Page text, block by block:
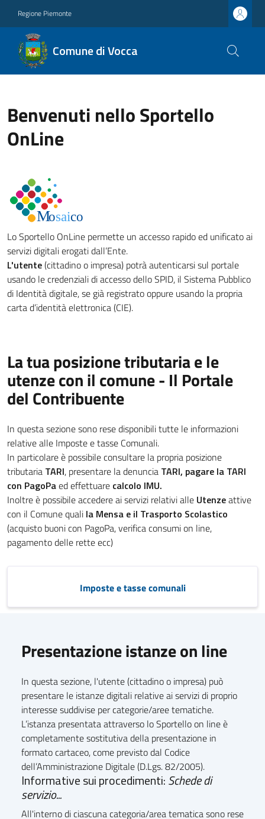
Regione Piemonte
Comune di Vocca
Benvenuti nello Sportello
OnLine
Lo Sportello OnLine permette un accesso rapido ed unificato ai
servizi digitali erogati dall’Ente.
L'utente(cittadino o impresa) potrà autenticarsi sul portale
usando le credenziali di accesso dello SPID, il Sistema Pubblico
di Identità digitale, se già registrato oppure usando la propria
carta d’identità elettronica (CIE).
La tua posizione tributaria e le
utenze con il comune - Il Portale
del Contribuente
In questa sezione sono rese disponibili tutte le informazioni
relative alle Imposte e tasse Comunali.
In particolare è possibile consultare la propria posizione
tributaria TARI, presentare la denuncia TARI, pagare la TARI
con PagoPaed effettuare calcolo IMU.
Inoltre è possibile accedere ai servizi relativi alle Utenzeattive
con il Comune quali la Mensa e il Trasporto Scolastico
(acquisto buoni con PagoPa, verifica consumi on line,
pagamento delle rette ecc)
Imposte e tasse comunali
Presentazione istanze on line
In questa sezione, l'utente (cittadino o impresa) può
presentare le istanze digitali relative ai servizi di proprio
interesse suddivise per categorie/aree tematiche.
L’istanza presentata attraverso lo Sportello on line è
completamente sostitutiva della presentazione in
formato cartaceo, come previsto dal Codice
dell’Amministrazione Digitale (D.Lgs. 82/2005).
Informative sui procedimenti:Schede di
servizio...
All'interno di ciascuna categoria/area tematica sono rese